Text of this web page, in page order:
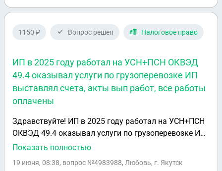
представителя ООО оформлялись как оплата услуг,
формировала чек НПД, деньги дальше
представителя. Изначально деньги у ООО —
легальная выручка от реальных клиентов. Важные
уточнения: - Я не была директором, учредителем,
бухгалтером ООО, не организовывала схему и не
причине и правовом основании этих переводов
(санкционировано ли это учредителями ООО или
нет) я не знала — воспринимала происходящее как
«серую схему» директора, а не как заведомое
1150 ₽ Вопрос решен Налоговое право
ИП в 2025 году работал на УСН+ПСН ОКВЭД
49.4 оказывал услуги по грузоперевозке ИП
выставлял счета, акты вып работ, все работы
оплачены
Здравствуйте! ИП в 2025 году работал на УСН+ПСН
ОКВЭД 49.4 оказывал услуги по грузоперевозке ИП
выставлял счета, акты вып работ, все работы
июне 2026 ИП кому были предоставлены услуги
Показать полностью
19 июня, 08:38, вопрос №4983988, Любовь, г. Якутск